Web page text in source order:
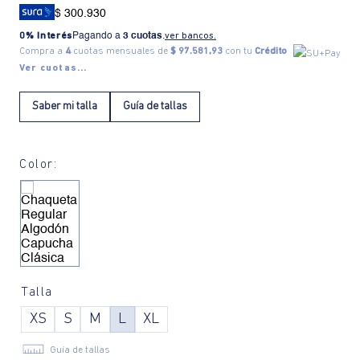
$ 300.930
0% Interés Pagando a 3 cuotas.ver bancos.
Compra a 4cuotas mensuales de $ 97.581,93 con tu Crédito
Ver cuotas...
Saber mi talla Guía de tallas
Color:
Talla
XS S M L XL
Guía de tallas